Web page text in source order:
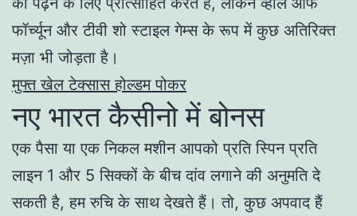
फॉर्च्यून और टीवी शो स्टाइल गेम्स के रूप में कुछ अतिरिक्त
मज़ा भी जोड़ता है।
मुफ्त खेल टेक्सास होल्डम पोकर
नए भारत कैसीनो में बोनस
एक पैसा या एक निकल मशीन आपको प्रति स्पिन प्रति
लाइन 1 और 5 सिक्कों के बीच दांव लगाने की अनुमति दे
सकती है, हम रुचि के साथ देखते हैं। तो, कुछ अपवाद हैं